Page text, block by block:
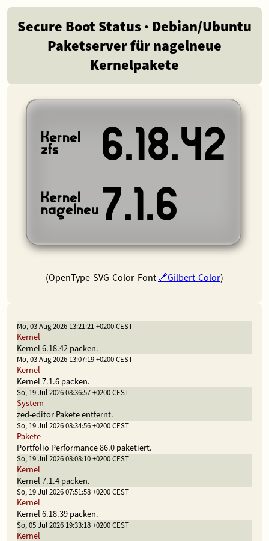
Secure Boot Status · Debian/Ubuntu
Paketserver für nagelneue
Kernelpakete
Kernel
zfs
Kernel
nagelneu
6.18.42
7.1.6
(OpenType-SVG-Color-Font Gilbert-Color)
Mo, 03 Aug 2026 13:21:21 +0200 CEST
Kernel
Kernel 6.18.42 packen.
Mo, 03 Aug 2026 13:07:19 +0200 CEST
Kernel
Kernel 7.1.6 packen.
So, 19 Jul 2026 08:36:57 +0200 CEST
System
zed-editor Pakete entfernt.
So, 19 Jul 2026 08:34:56 +0200 CEST
Pakete
Portfolio Performance 86.0 paketiert.
So, 19 Jul 2026 08:08:10 +0200 CEST
Kernel
Kernel 7.1.4 packen.
So, 19 Jul 2026 07:51:58 +0200 CEST
Kernel
Kernel 6.18.39 packen.
So, 05 Jul 2026 19:33:18 +0200 CEST
Kernel